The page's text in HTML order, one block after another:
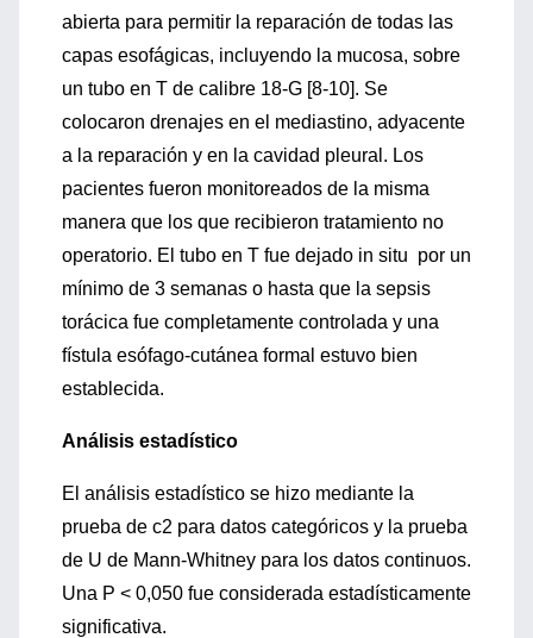
abierta para permitir la reparación de todas las
capas esofágicas, incluyendo la mucosa, sobre
un tubo en T de calibre 18-G [8-10]. Se
colocaron drenajes en el mediastino, adyacente
a la reparación y en la cavidad pleural. Los
pacientes fueron monitoreados de la misma
manera que los que recibieron tratamiento no
operatorio. El tubo en T fue dejado in situ por un
mínimo de 3 semanas o hasta que la sepsis
torácica fue completamente controlada y una
fístula esófago-cutánea formal estuvo bien
establecida.
Análisis estadístico
El análisis estadístico se hizo mediante la
prueba de c2 para datos categóricos y la prueba
de U de Mann-Whitney para los datos continuos.
Una P < 0,050 fue considerada estadísticamente
significativa.